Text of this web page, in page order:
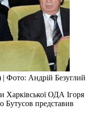
| Фото: Андрій Безуглий
Харківської ОДА Ігоря
Бутусов представив